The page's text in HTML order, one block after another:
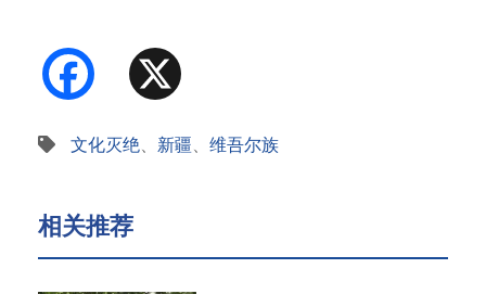
Facebook
文化灭绝、 新疆、 维吾尔族
相关推荐